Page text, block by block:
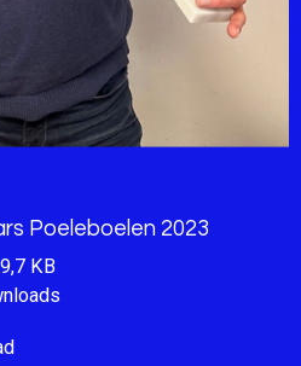
Poeleboelen 2023
KB